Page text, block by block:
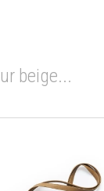
beige...